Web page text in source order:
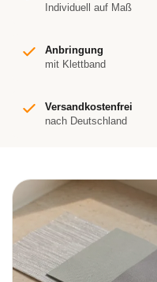
Individuell auf Maß
Anbringung
mit Klettband
Versandkostenfrei
nach Deutschland